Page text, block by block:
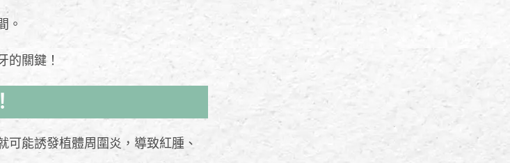
。
的關鍵！
可能誘發植體周圍炎，導致紅腫、